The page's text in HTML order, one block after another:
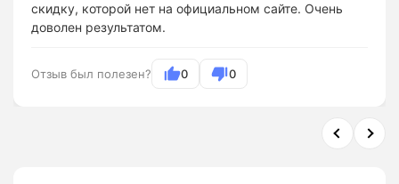
скидку, которой нет на официальном сайте. Очень
доволен результатом.
Отзыв был полезен? 0 0